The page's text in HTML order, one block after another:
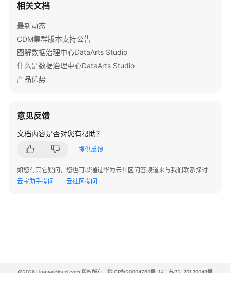
数
据
架
数
据
据
质
数
全
相关文档
最新动态
CDM集群版本支持公告
图解数据治理中心DataArts Studio
什么是数据治理中心DataArts Studio
产品优势
意见反馈
文档内容是否对您有帮助？
提供反馈
如您有其它疑问，您也可以通过华为云社区问答频道来与我们联系探讨
云宝助手提问
云社区提问
©2026 Huaweicloud.com 版权所有 黔ICP备20004760号-14
苏B2-20130048号